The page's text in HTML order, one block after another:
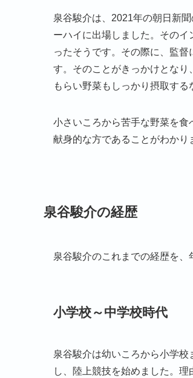
泉谷駿介は、2021年の朝日新
ーハイに出場しました。その
ったそうです。その際に、監
す。そのことがきっかけとな
もらい野菜もしっかり摂取す
小さいころから苦手な野菜を
献身的な方であることがわかり
泉谷駿介の経歴
泉谷駿介のこれまでの経歴を、
小学校～中学校時代
泉谷駿介は幼いころから小学
し、陸上競技を始めました。